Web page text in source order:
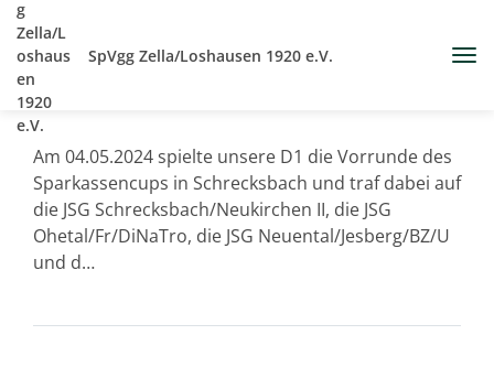
SpVgg Zella/Loshausen 1920 e.V.
Am 04.05.2024 spielte unsere D1 die Vorrunde des
Sparkassencups in Schrecksbach und traf dabei auf
die JSG Schrecksbach/Neukirchen II, die JSG
Ohetal/Fr/DiNaTro, die JSG Neuental/Jesberg/BZ/U
und d…